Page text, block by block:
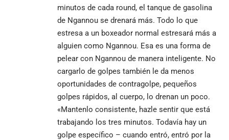
minutos de cada round, el tanque de gasolina
de Ngannou se drenará más. Todo lo que
estresa a un boxeador normal estresará más a
alguien como Ngannou. Esa es una forma de
pelear con Ngannou de manera inteligente. No
cargarlo de golpes también le da menos
oportunidades de contragolpe, pequeños
golpes rápidos, al cuerpo, lo drenan un poco.
«Mantenlo consistente, hazle sentir que está
trabajando los tres minutos. Todavía hay un
golpe específico – cuando entró, entró por la